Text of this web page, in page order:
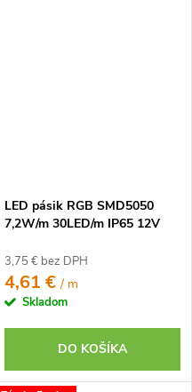
LED pásik RGB SMD5050
7,2W/m 30LED/m IP65 12V
3,75 € bez DPH
4,61 €/ m
Skladom
DO KOŠÍKA